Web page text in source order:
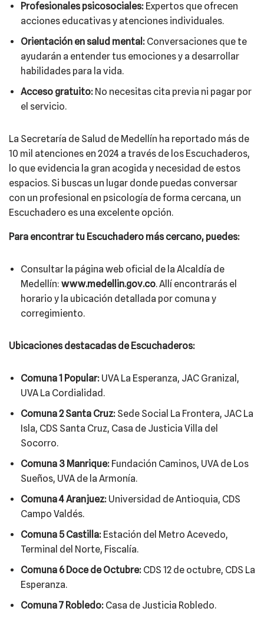
Profesionales psicosociales: Expertos que ofrecen
acciones educativas y atenciones individuales.
Orientación en salud mental: Conversaciones que te
ayudarán a entender tus emociones y a desarrollar
habilidades para la vida.
Acceso gratuito: No necesitas cita previa ni pagar por
el servicio.
La Secretaría de Salud de Medellín ha reportado más de
10 mil atenciones en 2024 a través de los Escuchaderos,
lo que evidencia la gran acogida y necesidad de estos
espacios. Si buscas un lugar donde puedas conversar
con un profesional en psicología de forma cercana, un
Escuchadero es una excelente opción.
Para encontrar tu Escuchadero más cercano, puedes:
Consultar la página web oficial de la Alcaldía de
Medellín: www.medellin.gov.co. Allí encontrarás el
horario y la ubicación detallada por comuna y
corregimiento.
Ubicaciones destacadas de Escuchaderos:
Comuna 1 Popular: UVA La Esperanza, JAC Granizal,
UVA La Cordialidad.
Comuna 2 Santa Cruz: Sede Social La Frontera, JAC La
Isla, CDS Santa Cruz, Casa de Justicia Villa del
Socorro.
Comuna 3 Manrique: Fundación Caminos, UVA de Los
Sueños, UVA de la Armonía.
Comuna 4 Aranjuez: Universidad de Antioquia, CDS
Campo Valdés.
Comuna 5 Castilla: Estación del Metro Acevedo,
Terminal del Norte, Fiscalía.
Comuna 6 Doce de Octubre: CDS 12 de octubre, CDS La
Esperanza.
Comuna 7 Robledo: Casa de Justicia Robledo.